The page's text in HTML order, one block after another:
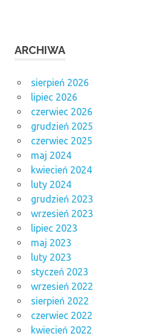
ARCHIWA
sierpień 2026
lipiec 2026
czerwiec 2026
grudzień 2025
czerwiec 2025
maj 2024
kwiecień 2024
luty 2024
grudzień 2023
wrzesień 2023
lipiec 2023
maj 2023
luty 2023
styczeń 2023
wrzesień 2022
sierpień 2022
czerwiec 2022
kwiecień 2022